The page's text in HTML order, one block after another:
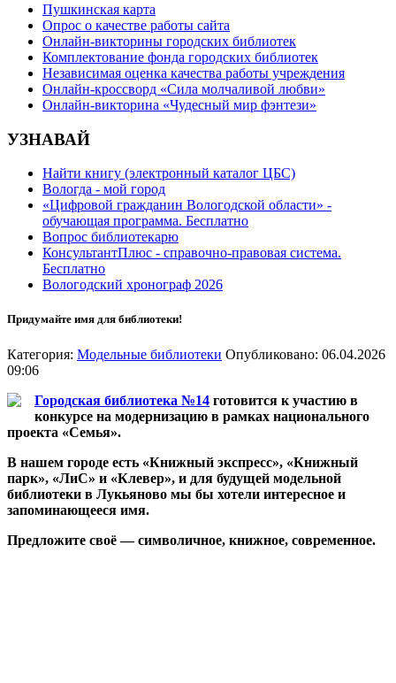
Пушкинская карта
Опрос о качестве работы сайта
Онлайн-викторины городских библиотек
Комплектование фонда городских библиотек
Независимая оценка качества работы учреждения
Онлайн-кроссворд «Сила молчаливой любви»
Онлайн-викторина «Чудесный мир фэнтези»
УЗНАВАЙ
Найти книгу (электронный каталог ЦБС)
Вологда - мой город
«Цифровой гражданин Вологодской области» -
обучающая программа. Бесплатно
Вопрос библиотекарю
КонсультантПлюс - справочно-правовая система.
Бесплатно
Вологодский хронограф 2026
Придумайте имя для библиотеки!
Категория: Модельные библиотеки Опубликовано: 06.04.2026
09:06
Городская библиотека №14 готовится к участию в
конкурсе на модернизацию в рамках национального
проекта «Семья».
В нашем городе есть «Книжный экспресс», «Книжный
парк», «ЛиС» и «Клевер», и для будущей модельной
библиотеки в Лукьяново мы бы хотели интересное и
запоминающееся имя.
Предложите своё — символичное, книжное, современное.